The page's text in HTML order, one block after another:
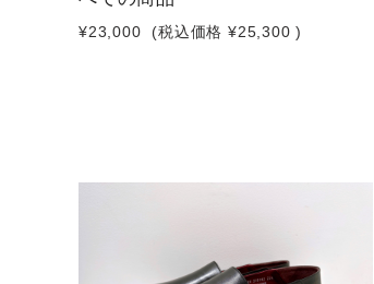
¥23,000 (税込価格 ¥25,300 )